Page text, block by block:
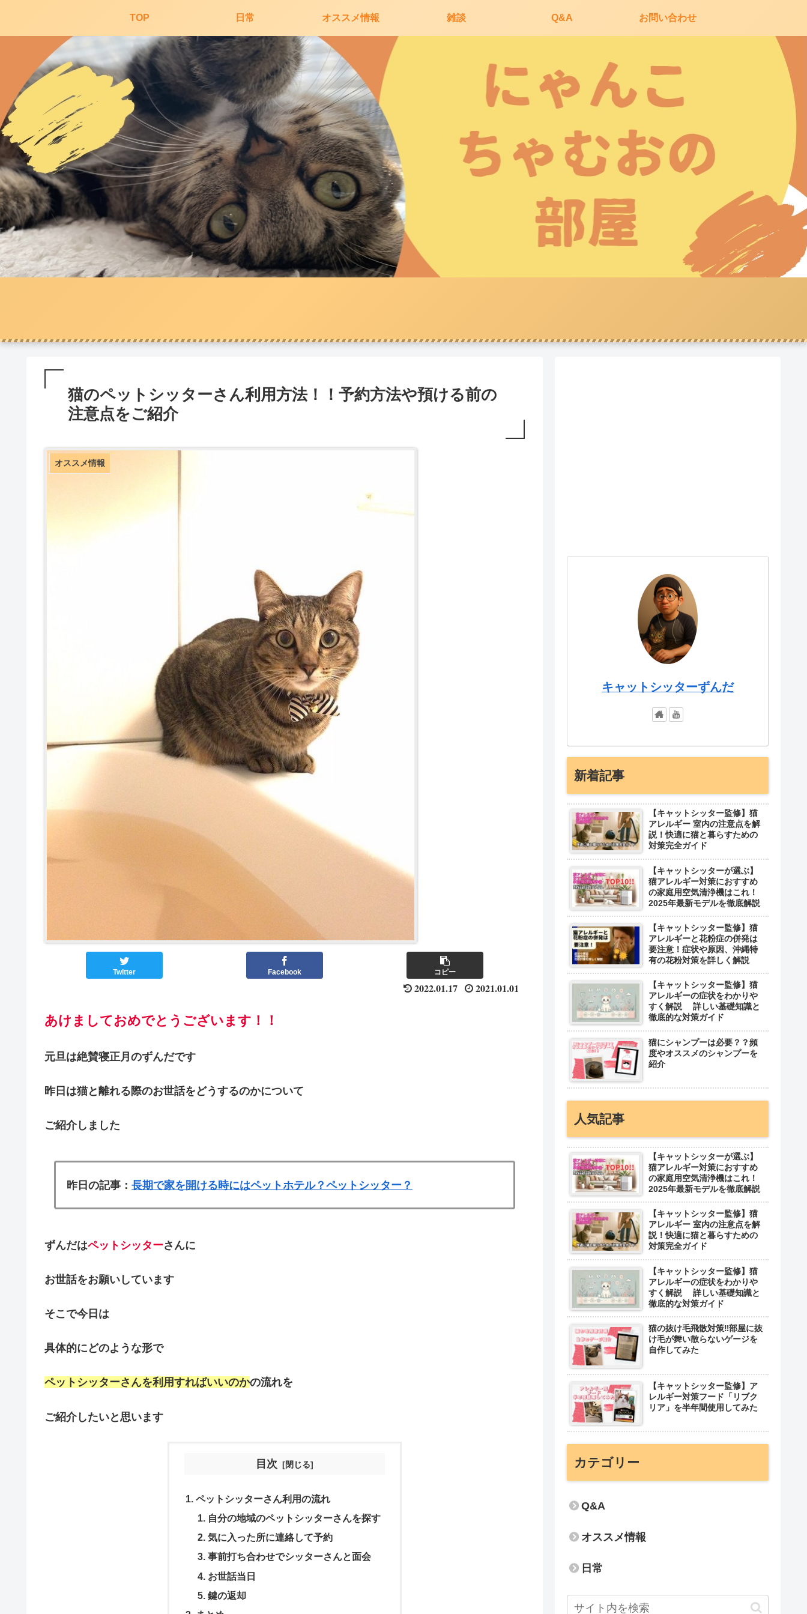
TOP 日常 オススメ情報 雑談 Q&A お問い合わせ
猫のペットシッターさん利用方法！！予約方法や預ける前の
注意点をご紹介
オススメ情報
Twitter Facebook コピー
2022.01.17 2021.01.01
あけましておめでとうございます ！！
元旦は絶賛寝正月のずんだです
昨日は猫と離れる際のお世話をどうするのかについて
ご紹介しました
昨日の記事： 長期で家を開ける時にはペットホテル？ペットシッター？
ずんだはペットシッターさんに
お世話をお願いしています
そこで今日は
具体的にどのような形で
ペットシッターさんを利用すればいいのかの流れを
ご紹介したいと思います
目次
ペットシッターさん利用の流れ
自分の地域のペットシッターさんを探す
気に入った所に連絡して予約
事前打ち合わせでシッターさんと面会
お世話当日
鍵の返却
キャットシッターずんだ
新着記事
【キャットシッター監修】猫
アレルギー 室内の注意点を解
説！快適に猫と暮らすための
対策完全ガイド
【キャットシッターが選ぶ】
猫アレルギー対策におすすめ
の家庭用空気清浄機はこれ！
2025年最新モデルを徹底解説
【キャットシッター監修】猫
アレルギーと花粉症の併発は
要注意！症状や原因、沖縄特
有の花粉対策を詳しく解説
【キャットシッター監修】猫
アレルギーの症状をわかりや
すく解説 詳しい基礎知識と
徹底的な対策ガイド
猫にシャンプーは必要？？頻
度やオススメのシャンプーを
紹介
人気記事
【キャットシッターが選ぶ】
猫アレルギー対策におすすめ
の家庭用空気清浄機はこれ！
2025年最新モデルを徹底解説
【キャットシッター監修】猫
アレルギー 室内の注意点を解
説！快適に猫と暮らすための
対策完全ガイド
【キャットシッター監修】猫
アレルギーの症状をわかりや
すく解説 詳しい基礎知識と
徹底的な対策ガイド
猫の抜け毛飛散対策‼︎部屋に抜
け毛が舞い散らないゲージを
自作してみた
【キャットシッター監修】ア
レルギー対策フード「リブク
リア」を半年間使用してみた
カテゴリー
Q&A
オススメ情報
日常